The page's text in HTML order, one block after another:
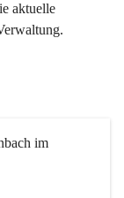
aktuelle
im